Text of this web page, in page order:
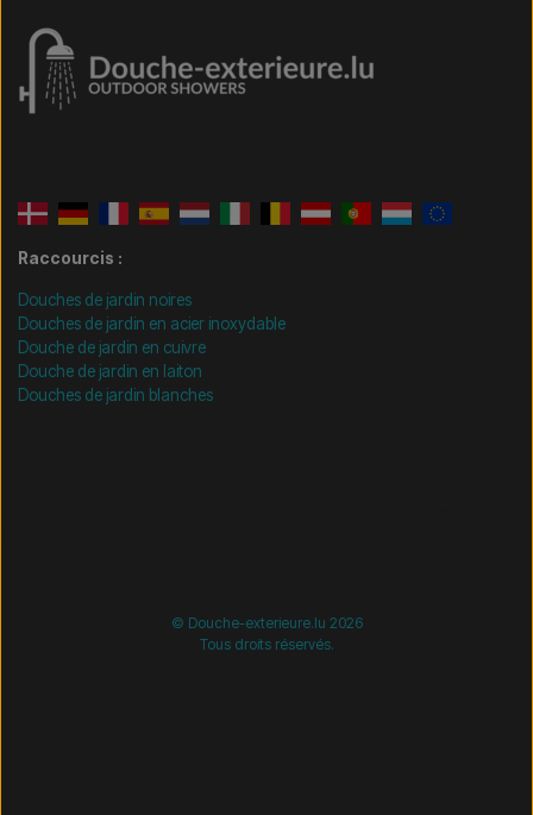
Raccourcis :
Douches de jardin noires
Douches de jardin en acier inoxydable
Douche de jardin en cuivre
Douche de jardin en laiton
Douches de jardin blanches
© Douche-exterieure.lu 2026
Tous droits réservés.